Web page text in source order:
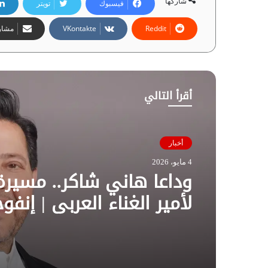
فيسبوك تويتر
أقرأ التالي
أخبار
4 مايو، 2026
وداعا هاني شاكر..
لأمير الغناء العربي |